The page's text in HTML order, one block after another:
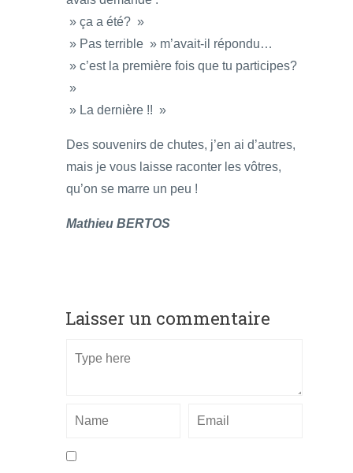
» ça a été? »
» Pas terrible » m’avait-il répondu…
» c’est la première fois que tu participes?
»
» La dernière !! »
Des souvenirs de chutes, j’en ai d’autres,
mais je vous laisse raconter les vôtres,
qu’on se marre un peu !
Mathieu BERTOS
Laisser un commentaire